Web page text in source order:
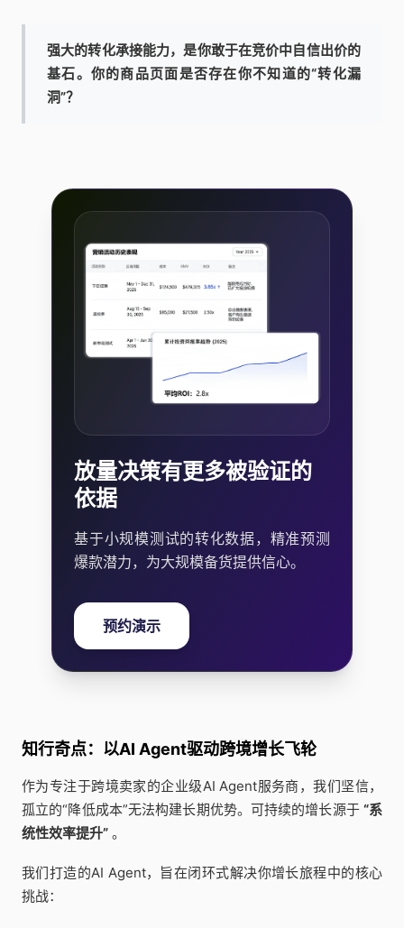
强大的转化承接能力，是你敢于在竞价中自信出价的
基石。你的商品页面是否存在你不知道的“转化漏
洞”？
放量决策有更多被验证的
依据
基于小规模测试的转化数据，精准预测
爆款潜力，为大规模备货提供信心。
预约演示
知行奇点：以AI Agent驱动跨境增长飞轮
作为专注于跨境卖家的企业级AI Agent服务商，我们坚信，
孤立的“降低成本”无法构建长期优势。可持续的增长源于 “系
统性效率提升” 。
我们打造的AI Agent，旨在闭环式解决你增长旅程中的核心
挑战：